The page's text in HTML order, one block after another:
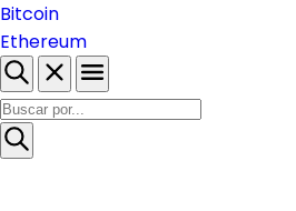
Bitcoin
Ethereum